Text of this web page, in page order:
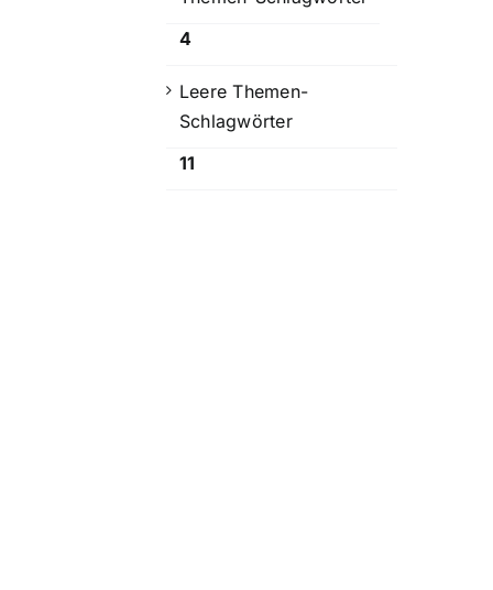
4
Leere Themen-
Schlagwörter
11